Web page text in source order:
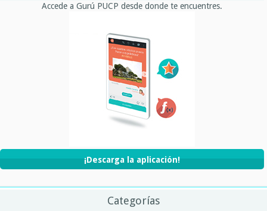
Accede a Gurú PUCP desde donde te encuentres.
¡Descarga la aplicación!
Categorías